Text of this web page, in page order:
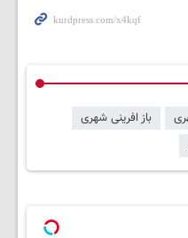
باز افرینی شهری